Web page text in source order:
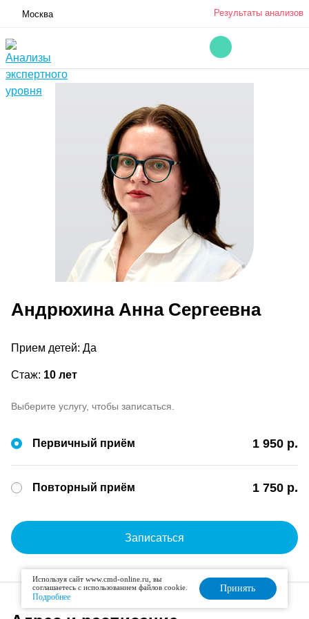
Москва Результаты анализов
Андрюхина Анна Сергеевна
Прием детей: Да
Стаж: 10 лет
Выберите услугу, чтобы записаться.
Первичный приём 1 950 р.
Повторный приём 1 750 р.
Записаться
Используя сайт www.cmd-online.ru, вы
соглашаетесь с использованием файлов cookie.
Подробнее
Принять